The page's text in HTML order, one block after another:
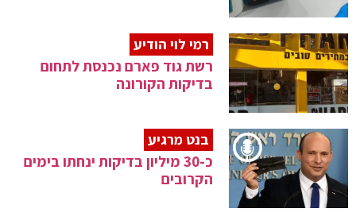
רמי לוי הודיע
רשת גוד פארם נכנסת לתחום
בדיקות הקורונה
בנט מרגיע
כ-30 מיליון בדיקות ינחתו בימים
הקרובים